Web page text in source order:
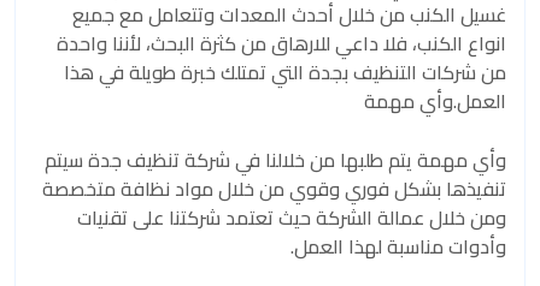
غسيل الكنب من خلال أحدث المعدات وتتعامل مع جميع
انواع الكنب، فلا داعي للارهاق من كثرة البحث، لأننا واحدة
من شركات التنظيف بجدة التي تمتلك خبرة طويلة في هذا
العمل.وأي مهمة
وأي مهمة يتم طلبها من خلالنا في شركة تنظيف جدة سيتم
تنفيذها بشكل فوري وقوي من خلال مواد نظافة متخصصة
ومن خلال عمالة الشركة حيث تعتمد شركتنا على تقنيات
وأدوات مناسبة لهذا العمل.